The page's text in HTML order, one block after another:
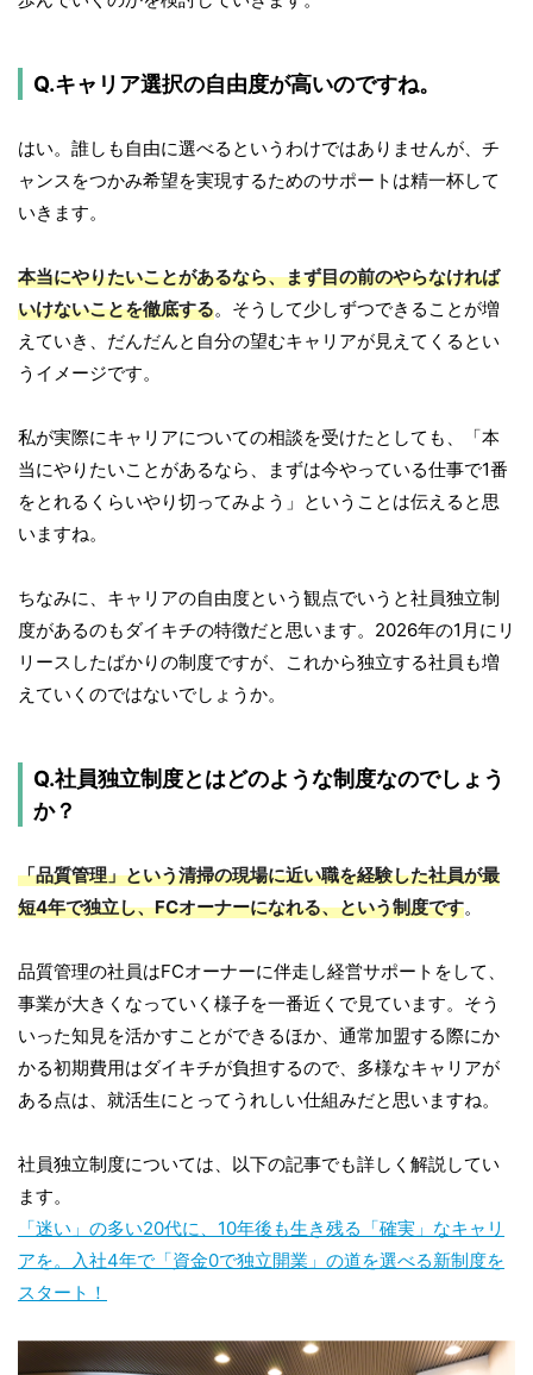
Q.キャリア選択の自由度が高いのですね。
はい。誰しも自由に選べるというわけではありませんが、チ
ャンスをつかみ希望を実現するためのサポートは精一杯して
いきます。
本当にやりたいことがあるなら、まず目の前のやらなければ
いけないことを徹底する。そうして少しずつできることが増
えていき、だんだんと自分の望むキャリアが見えてくるとい
うイメージです。
私が実際にキャリアについての相談を受けたとしても、「本
当にやりたいことがあるなら、まずは今やっている仕事で1番
をとれるくらいやり切ってみよう」ということは伝えると思
いますね。
ちなみに、キャリアの自由度という観点でいうと社員独立制
度があるのもダイキチの特徴だと思います。2026年の1月にリ
リースしたばかりの制度ですが、これから独立する社員も増
えていくのではないでしょうか。
Q.社員独立制度とはどのような制度なのでしょう
か？
「品質管理」という清掃の現場に近い職を経験した社員が最
短4年で独立し、FCオーナーになれる、という制度です。
品質管理の社員はFCオーナーに伴走し経営サポートをして、
事業が大きくなっていく様子を一番近くで見ています。そう
いった知見を活かすことができるほか、通常加盟する際にか
かる初期費用はダイキチが負担するので、多様なキャリアが
ある点は、就活生にとってうれしい仕組みだと思いますね。
社員独立制度については、以下の記事でも詳しく解説してい
ます。
「迷い」の多い20代に、10年後も生き残る「確実」なキャリ
アを。入社4年で「資金0で独立開業」の道を選べる新制度を
スタート！